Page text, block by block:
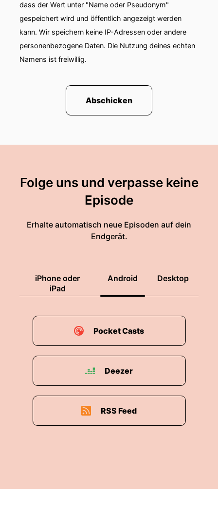
dass der Wert unter "Name oder Pseudonym"
gespeichert wird und öffentlich angezeigt werden
kann. Wir speichern keine IP-Adressen oder andere
personenbezogene Daten. Die Nutzung deines echten
Namens ist freiwillig.
Abschicken
Folge uns und verpasse keine
Episode
Erhalte automatisch neue Episoden auf dein
Endgerät.
iPhone oder
iPad
Android Desktop
Pocket Casts
Deezer
RSS Feed